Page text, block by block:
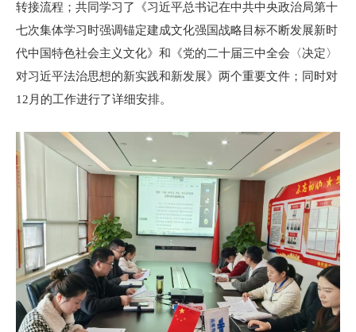
转接流程；共同学习了《习近平总书记在中共中央政治局第十
七次集体学习时强调锚定建成文化强国战略目标不断发展新时
代中国特色社会主义文化》和《党的二十届三中全会〈决定〉
对习近平法治思想的新实践和新发展》两个重要文件；同时对
12月的工作进行了详细安排。